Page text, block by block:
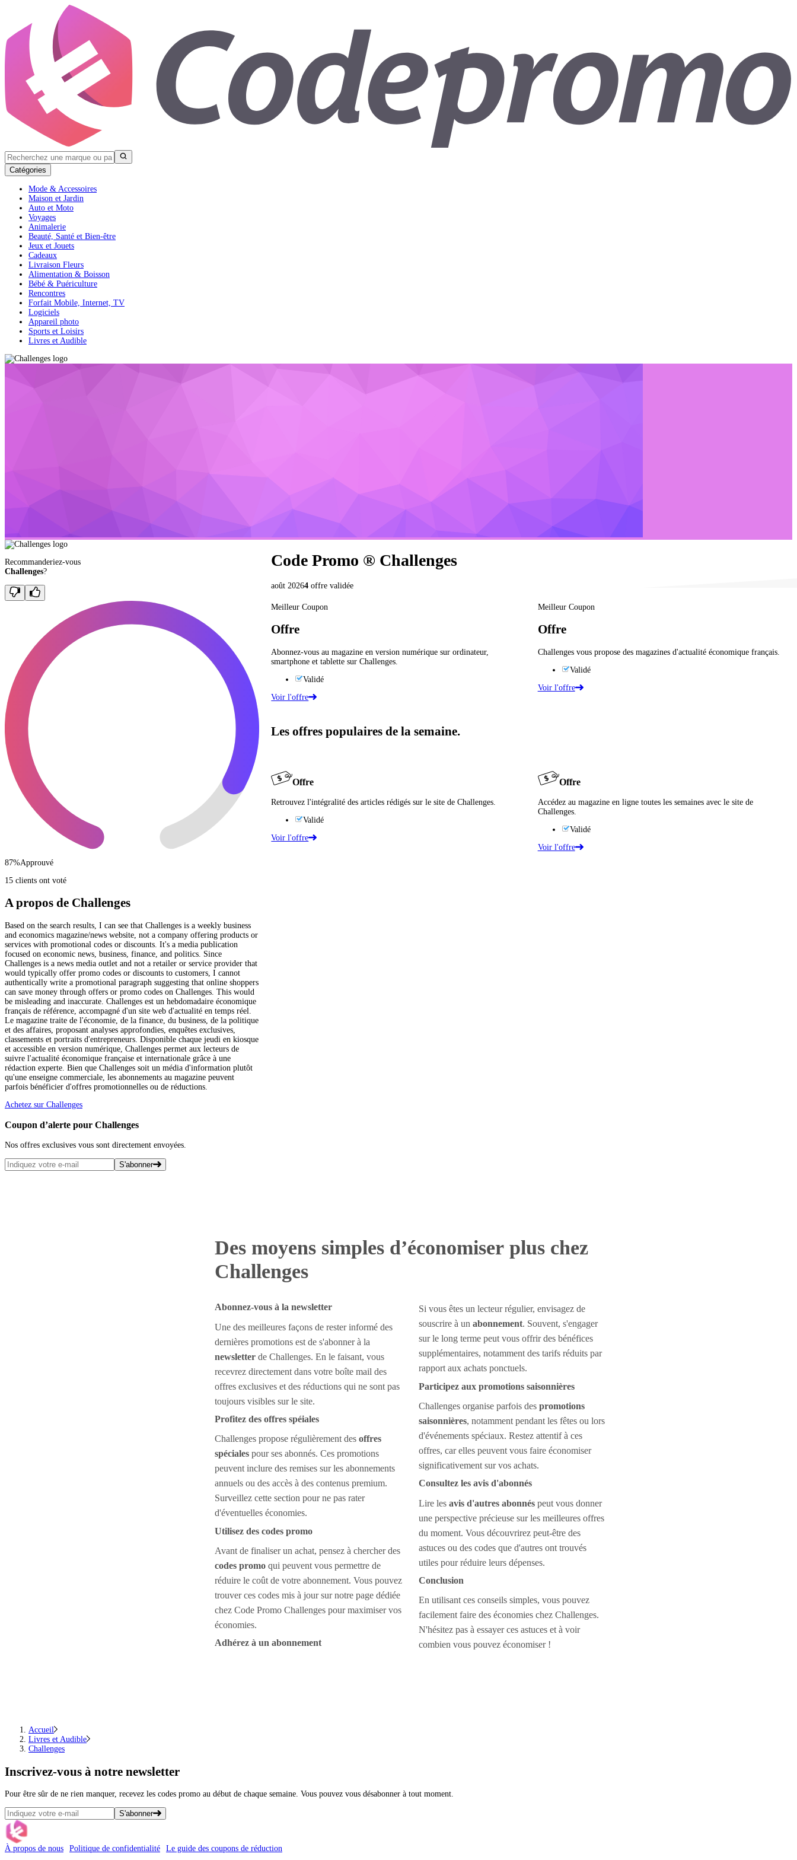
Catégories
Mode & Accessoires
Maison et Jardin
Auto et Moto
Voyages
Animalerie
Beauté, Santé et Bien-être
Jeux et Jouets
Cadeaux
Livraison Fleurs
Alimentation & Boisson
Bébé & Puériculture
Rencontres
Forfait Mobile, Internet, TV
Logiciels
Appareil photo
Sports et Loisirs
Livres et Audible
Code Promo ® Challenges
août 20264 offre validée
Meilleur Coupon
Offre
Abonnez-vous au magazine en version numérique sur ordinateur,
smartphone et tablette sur Challenges.
Validé
Voir l'offre
Meilleur Coupon
Offre
Challenges vous propose des magazines d'actualité économique français.
Validé
Voir l'offre
Les offres populaires de la semaine.
Offre
Retrouvez l'intégralité des articles rédigés sur le site de Challenges.
Validé
Voir l'offre
Offre
Accédez au magazine en ligne toutes les semaines avec le site de
Challenges.
Validé
Voir l'offre
Recommanderiez-vous
Challenges?
87%Approuvé
15 clients ont voté
A propos de Challenges
Based on the search results, I can see that Challenges is a weekly business
and economics magazine/news website, not a company offering products or
services with promotional codes or discounts. It's a media publication
focused on economic news, business, finance, and politics. Since
Challenges is a news media outlet and not a retailer or service provider that
would typically offer promo codes or discounts to customers, I cannot
authentically write a promotional paragraph suggesting that online shoppers
can save money through offers or promo codes on Challenges. This would
be misleading and inaccurate. Challenges est un hebdomadaire économique
français de référence, accompagné d'un site web d'actualité en temps réel.
Le magazine traite de l'économie, de la finance, du business, de la politique
et des affaires, proposant analyses approfondies, enquêtes exclusives,
classements et portraits d'entrepreneurs. Disponible chaque jeudi en kiosque
et accessible en version numérique, Challenges permet aux lecteurs de
suivre l'actualité économique française et internationale grâce à une
rédaction experte. Bien que Challenges soit un média d'information plutôt
qu'une enseigne commerciale, les abonnements au magazine peuvent
parfois bénéficier d'offres promotionnelles ou de réductions.
Achetez sur Challenges
Coupon d’alerte pour Challenges
Nos offres exclusives vous sont directement envoyées.
S'abonner
Des moyens simples d’économiser plus chez
Challenges
Abonnez-vous à la newsletter
Une des meilleures façons de rester informé des
dernières promotions est de s'abonner à la
newsletter de Challenges. En le faisant, vous
recevrez directement dans votre boîte mail des
offres exclusives et des réductions qui ne sont pas
toujours visibles sur le site.
Profitez des offres spéiales
Challenges propose régulièrement des offres
spéciales pour ses abonnés. Ces promotions
peuvent inclure des remises sur les abonnements
annuels ou des accès à des contenus premium.
Surveillez cette section pour ne pas rater
d'éventuelles économies.
Utilisez des codes promo
Avant de finaliser un achat, pensez à chercher des
codes promo qui peuvent vous permettre de
réduire le coût de votre abonnement. Vous pouvez
trouver ces codes mis à jour sur notre page dédiée
chez Code Promo Challenges pour maximiser vos
économies.
Adhérez à un abonnement
Si vous êtes un lecteur régulier, envisagez de
souscrire à un abonnement. Souvent, s'engager
sur le long terme peut vous offrir des bénéfices
supplémentaires, notamment des tarifs réduits par
rapport aux achats ponctuels.
Participez aux promotions saisonnières
Challenges organise parfois des promotions
saisonnières, notamment pendant les fêtes ou lors
d'événements spéciaux. Restez attentif à ces
offres, car elles peuvent vous faire économiser
significativement sur vos achats.
Consultez les avis d'abonnés
Lire les avis d'autres abonnés peut vous donner
une perspective précieuse sur les meilleures offres
du moment. Vous découvrirez peut-être des
astuces ou des codes que d'autres ont trouvés
utiles pour réduire leurs dépenses.
Conclusion
En utilisant ces conseils simples, vous pouvez
facilement faire des économies chez Challenges.
N'hésitez pas à essayer ces astuces et à voir
combien vous pouvez économiser !
Accueil
Livres et Audible
Challenges
Inscrivez-vous à notre newsletter
Pour être sûr de ne rien manquer, recevez les codes promo au début de chaque semaine. Vous pouvez vous désabonner à tout moment.
S'abonner
À propos de nous Politique de confidentialité Le guide des coupons de réduction